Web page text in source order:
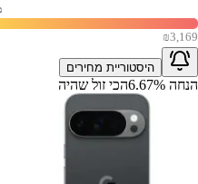
₪3,169
היסטוריית מחירים
הנחה 6.67% הכי זול שהיה